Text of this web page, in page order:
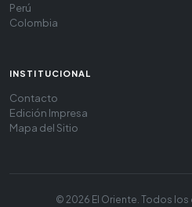
Perú
Colombia
INSTITUCIONAL
Contacto
Edición Impresa
Mapa del Sitio
© 2026 El Oriente. Todos